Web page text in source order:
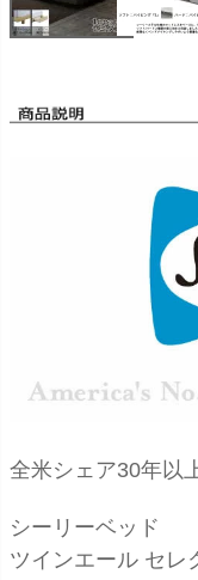
全米シェア30年以
シーリーベッド
ツインエール セレ